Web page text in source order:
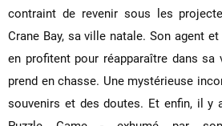
contraint de revenir sous les
Crane Bay, sa ville natale. Son agent
en profitent pour réapparaître dans sa
prend en chasse. Une mystérieuse
souvenirs et des doutes. Et enfin, il y